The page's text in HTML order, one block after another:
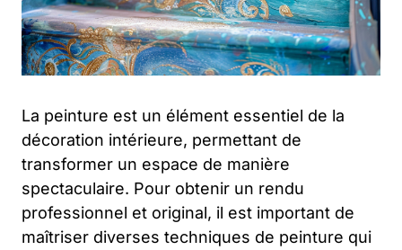
La peinture est un élément essentiel de la
décoration intérieure, permettant de
transformer un espace de manière
spectaculaire. Pour obtenir un rendu
professionnel et original, il est important de
maîtriser diverses techniques de peinture qui